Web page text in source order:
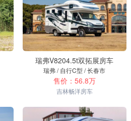
瑞弗V8204.5t双拓展房车
瑞弗 / 自行C型 / 长春市
售价：56.8万
吉林畅洋房车